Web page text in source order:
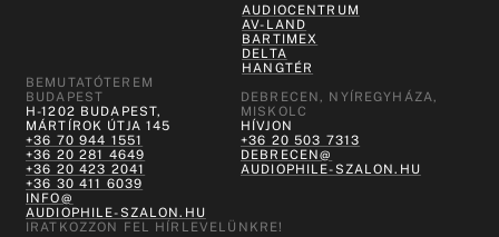
AUDIOCENTRUM
AV-LAND
BARTIMEX
DELTA
HANGTÉR
BEMUTATÓTEREM
BUDAPEST
H-1202 BUDAPEST,
MÁRTÍROK ÚTJA 145
+36 70 944 1551
+36 20 281 4649
+36 20 423 2041
+36 30 411 6039
INFO@
AUDIOPHILE-SZALON.HU
DEBRECEN, NYÍREGYHÁZA,
MISKOLC
HÍVJON
+36 20 503 7313
DEBRECEN@
AUDIOPHILE-SZALON.HU
IRATKOZZON FEL HÍRLEVELÜNKRE!